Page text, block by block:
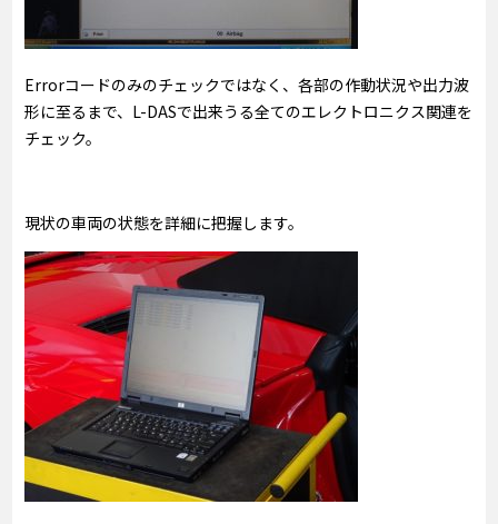
Errorコードのみのチェックではなく、各部の作動状況や出力波
形に至るまで、L-DASで出来うる全てのエレクトロニクス関連を
チェック。
現状の車両の状態を詳細に把握します。